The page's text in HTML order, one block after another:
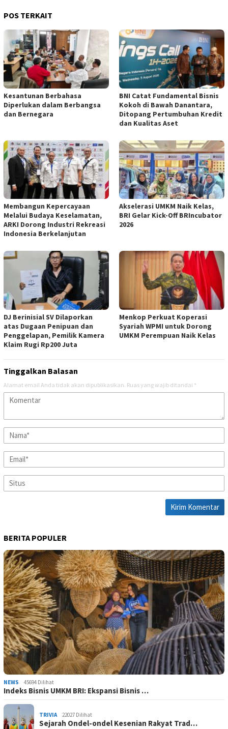
POS TERKAIT
Kesantunan Berbahasa
Diperlukan dalam Berbangsa
dan Bernegara
BNI Catat Fundamental Bisnis
Kokoh di Bawah Danantara,
Ditopang Pertumbuhan Kredit
dan Kualitas Aset
Membangun Kepercayaan
Melalui Budaya Keselamatan,
ARKI Dorong Industri Rekreasi
Indonesia Berkelanjutan
Akselerasi UMKM Naik Kelas,
BRI Gelar Kick-Off BRIncubator
2026
DJ Berinisial SV Dilaporkan
atas Dugaan Penipuan dan
Penggelapan, Pemilik Kamera
Klaim Rugi Rp200 Juta
Menkop Perkuat Koperasi
Syariah WPMI untuk Dorong
UMKM Perempuan Naik Kelas
Tinggalkan Balasan
Alamat email Anda tidak akan dipublikasikan. Ruas yang wajib ditandai *
BERITA POPULER
NEWS 45694 Dilihat
Indeks Bisnis UMKM BRI: Ekspansi Bisnis …
TRIVIA 22027 Dilihat
Sejarah Ondel-ondel Kesenian Rakyat Trad…